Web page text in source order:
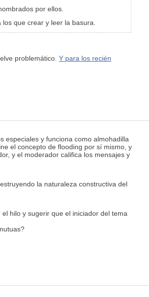
por ellos.
que crear y leer la basura.
problemático. Y para los recién
especiales y funciona como almohadilla
el concepto de flooding por sí mismo, y
y el moderador califica los mensajes y
la naturaleza constructiva del
hilo y sugerir que el iniciador del tema